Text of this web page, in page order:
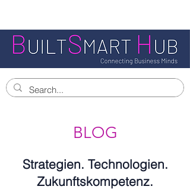
BLOG
Strategien. Technologien.
Zukunftskompetenz.